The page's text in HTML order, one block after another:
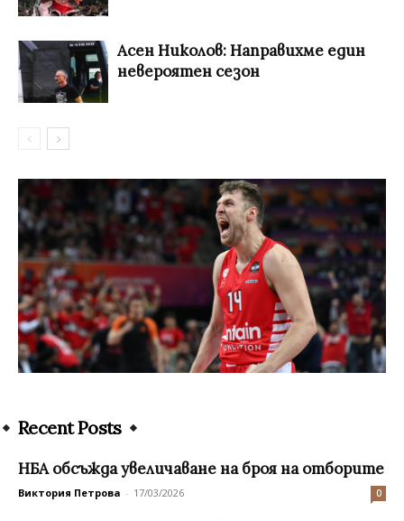
Асен Николов: Направихме един
невероятен сезон
Recent Posts
НБА обсъжда увеличаване на броя на отборите
Виктория Петрова - 17/03/2026 0